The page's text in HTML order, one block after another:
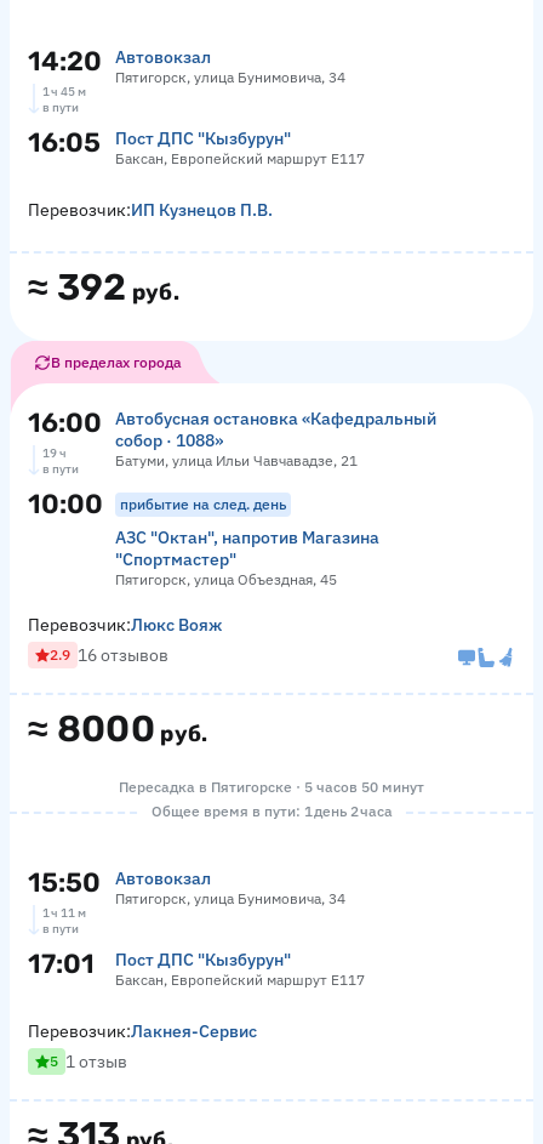
14:20 Автовокзал
Пятигорск, улица Бунимовича, 34
1 ч 45 м
в пути
16:05 Пост ДПС "Кызбурун"
Баксан, Европейский маршрут Е117
≈ 392 руб.
Перевозчик:ИП Кузнецов П.В.
В пределах города
16:00
Автобусная остановка «Кафедральный
собор · 1088»
Батуми, улица Ильи Чавчавадзе, 21
19 ч
в пути
10:00 прибытие на след. день
АЗС "Октан", напротив Магазина
"Спортмастер"
Пятигорск, улица Объездная, 45
≈ 8000 руб.
Перевозчик:Люкс Вояж
2.9 16 отзывов
Пересадка в Пятигорске · 5 часов 50 минут
Общее время в пути: 1 день 2 часа
15:50 Автовокзал
Пятигорск, улица Бунимовича, 34
1 ч 11 м
в пути
17:01 Пост ДПС "Кызбурун"
Баксан, Европейский маршрут Е117
Перевозчик:Лакнея-Сервис
5 1 отзыв